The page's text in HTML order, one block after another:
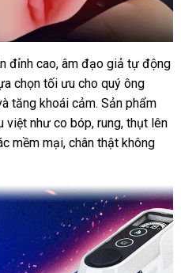
đỉnh cao, âm đạo giả tự động
chọn tối ưu cho quý ông
tăng khoái cảm. Sản phẩm
việt như co bóp, rung, thụt lên
mềm mại, chân thật không